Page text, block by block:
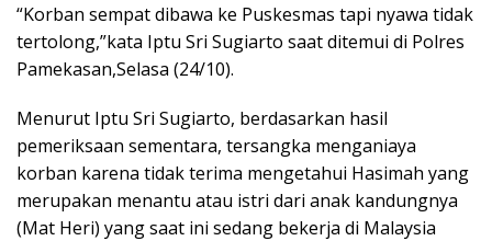
“Korban sempat dibawa ke Puskesmas tapi nyawa tidak
tertolong,”kata Iptu Sri Sugiarto saat ditemui di Polres
Pamekasan,Selasa (24/10).
Menurut Iptu Sri Sugiarto, berdasarkan hasil
pemeriksaan sementara, tersangka menganiaya
korban karena tidak terima mengetahui Hasimah yang
merupakan menantu atau istri dari anak kandungnya
(Mat Heri) yang saat ini sedang bekerja di Malaysia